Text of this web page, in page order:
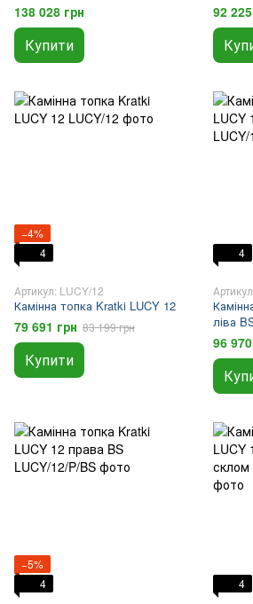
138 028 грн
Купити
92
−4%
4
Артикул: LUCY/12
Камінна топка Kratki LUCY 12
79 691 грн 83 199 грн
Купити
4
ліва
96
−5%
4
4